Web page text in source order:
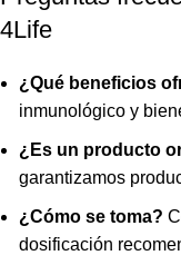
4Life
¿Qué beneficios
inmunológico y
¿Es un producto
garantizamos
¿Cómo se toma?
dosificación